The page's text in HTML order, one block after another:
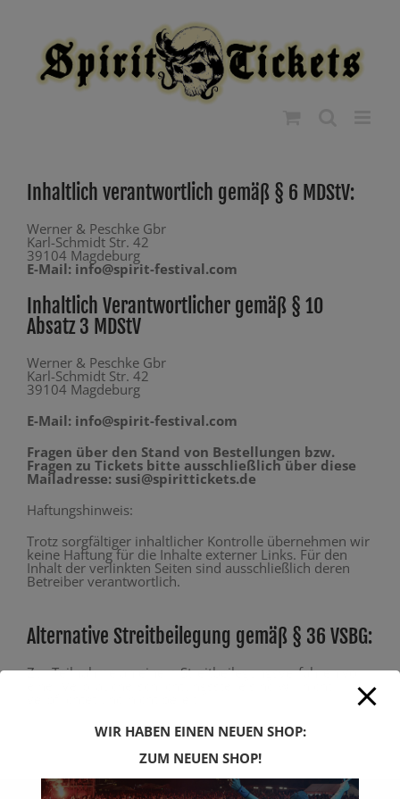
Inhaltlich verantwortlich gemäß § 6 MDStV:
Werner & Peschke Gbr
Karl-Schmidt Str. 42
39104 Magdeburg
E-Mail: info@spirit-festival.com
Inhaltlich Verantwortlicher gemäß § 10
Absatz 3 MDStV
Werner & Peschke Gbr
Karl-Schmidt Str. 42
39104 Magdeburg
E-Mail: info@spirit-festival.com
Fragen über den Stand von Bestellungen bzw.
Fragen zu Tickets bitte ausschließlich über diese
Mailadresse: susi@spirittickets.de
Haftungshinweis:
Trotz sorgfältiger inhaltlicher Kontrolle übernehmen wir
keine Haftung für die Inhalte externer Links. Für den
Inhalt der verlinkten Seiten sind ausschließlich deren
Betreiber verantwortlich.
Alternative Streitbeilegung gemäß § 36 VSBG:
Zur Teilnahme an einem Streitbeilegungsverfahren vor
WIR HABEN EINEN NEUEN SHOP:
ZUM NEUEN SHOP!